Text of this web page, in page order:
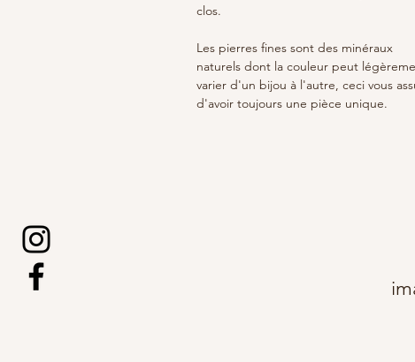
clos.
Les pierres fines sont des minéraux
naturels dont la couleur peut
varier d'un bijou à l'autre, ceci vous
d'avoir toujours une pièce unique.